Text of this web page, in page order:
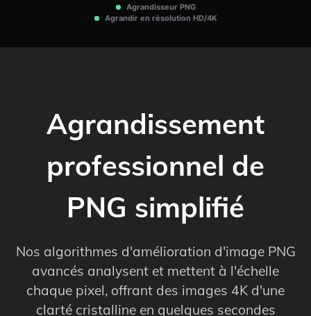
Agrandisseur PNG
Agrandir en résolution HD/4K
Agrandissement
professionnel de
PNG simplifié
Nos algorithmes d'amélioration d'image PNG
avancés analysent et mettent à l'échelle
chaque pixel, offrant des images 4K d'une
clarté cristalline en quelques secondes